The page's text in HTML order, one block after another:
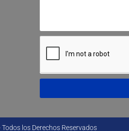
los Derechos Reservados